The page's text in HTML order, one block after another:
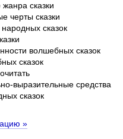
сказки
черты сказки
сказок
волшебных сказок
сказок
выразительные средства
сказок
»